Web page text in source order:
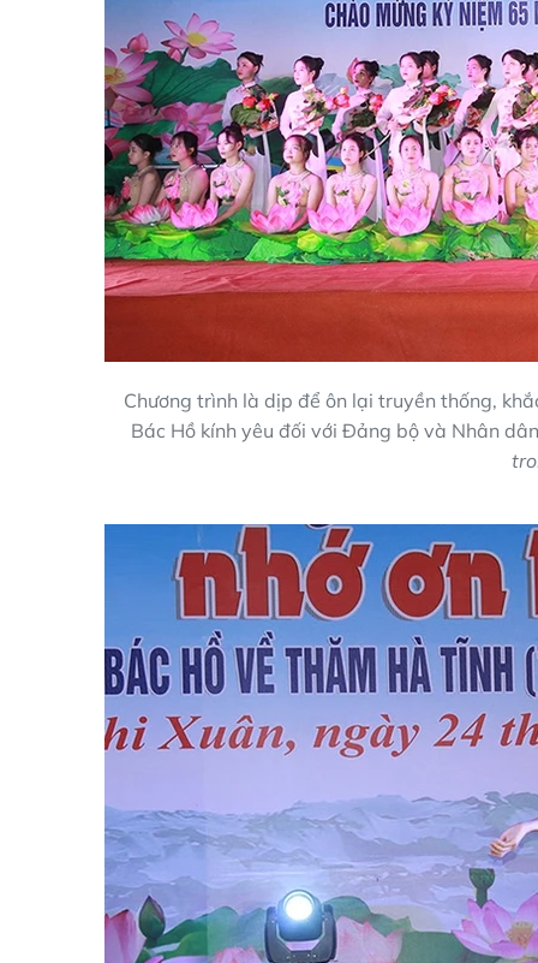
Chương trình là dịp để ôn lại truyền thống,
Bác Hồ kính yêu đối với Đảng bộ và Nhân